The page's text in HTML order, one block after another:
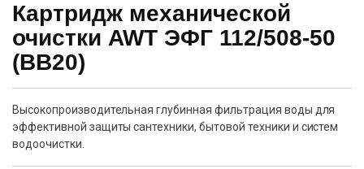
Картридж механической
очистки AWT ЭФГ 112/508-50
(BB20)
Высокопроизводительная глубинная фильтрация воды для
эффективной защиты сантехники, бытовой техники и систем
водоочистки.